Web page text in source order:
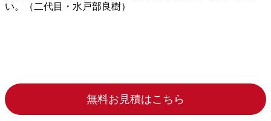
い。（二代目・水戸部良樹）
無料お見積はこちら